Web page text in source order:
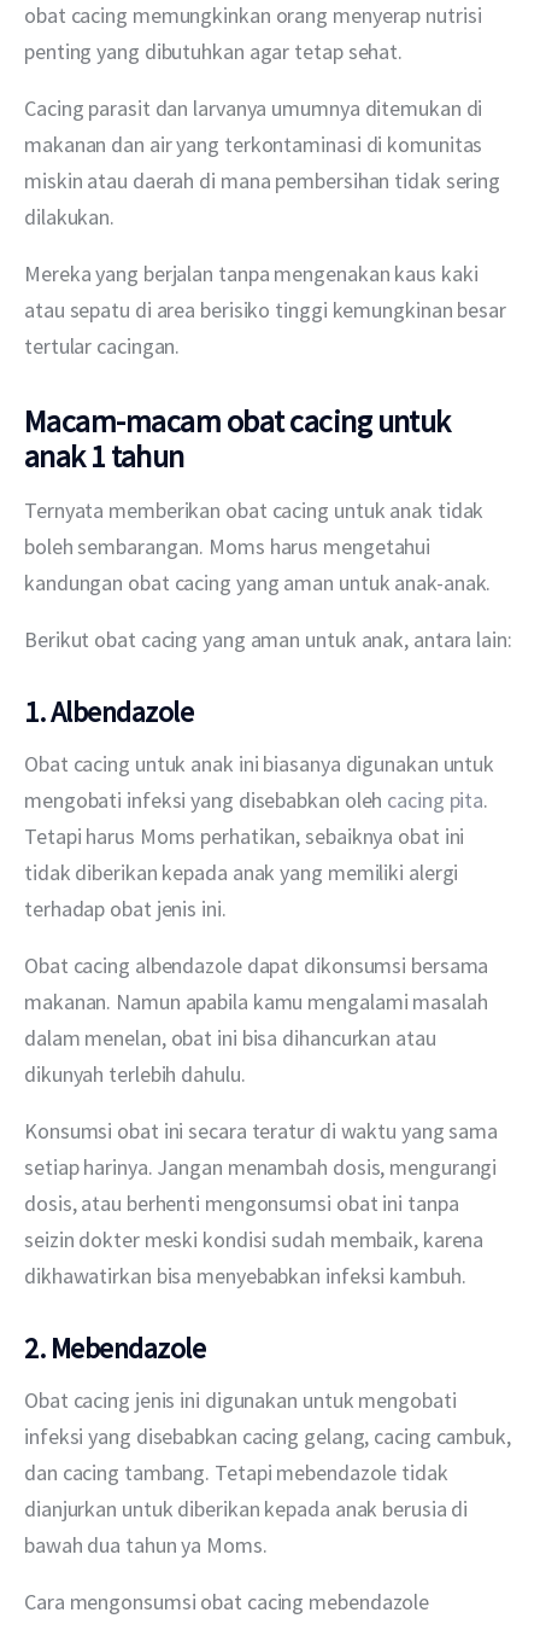
obat cacing memungkinkan orang menyerap nutrisi
penting yang dibutuhkan agar tetap sehat.
Cacing parasit dan larvanya umumnya ditemukan di
makanan dan air yang terkontaminasi di komunitas
miskin atau daerah di mana pembersihan tidak sering
dilakukan.
Mereka yang berjalan tanpa mengenakan kaus kaki
atau sepatu di area berisiko tinggi kemungkinan besar
tertular cacingan.
Macam-macam obat cacing untuk
anak 1 tahun
Ternyata memberikan obat cacing untuk anak tidak
boleh sembarangan. Moms harus mengetahui
kandungan obat cacing yang aman untuk anak-anak.
Berikut obat cacing yang aman untuk anak, antara lain:
1. Albendazole
Obat cacing untuk anak ini biasanya digunakan untuk
mengobati infeksi yang disebabkan oleh cacing pita.
Tetapi harus Moms perhatikan, sebaiknya obat ini
tidak diberikan kepada anak yang memiliki alergi
terhadap obat jenis ini.
Obat cacing albendazole dapat dikonsumsi bersama
makanan. Namun apabila kamu mengalami masalah
dalam menelan, obat ini bisa dihancurkan atau
dikunyah terlebih dahulu.
Konsumsi obat ini secara teratur di waktu yang sama
setiap harinya. Jangan menambah dosis, mengurangi
dosis, atau berhenti mengonsumsi obat ini tanpa
seizin dokter meski kondisi sudah membaik, karena
dikhawatirkan bisa menyebabkan infeksi kambuh.
2. Mebendazole
Obat cacing jenis ini digunakan untuk mengobati
infeksi yang disebabkan cacing gelang, cacing cambuk,
dan cacing tambang. Tetapi mebendazole tidak
dianjurkan untuk diberikan kepada anak berusia di
bawah dua tahun ya Moms.
Cara mengonsumsi obat cacing mebendazole